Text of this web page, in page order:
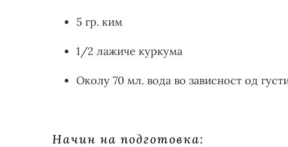
5 гр. ким
1/2 лажиче куркума
Околу 70 мл. вода во зависност од
Начин на подготовка: